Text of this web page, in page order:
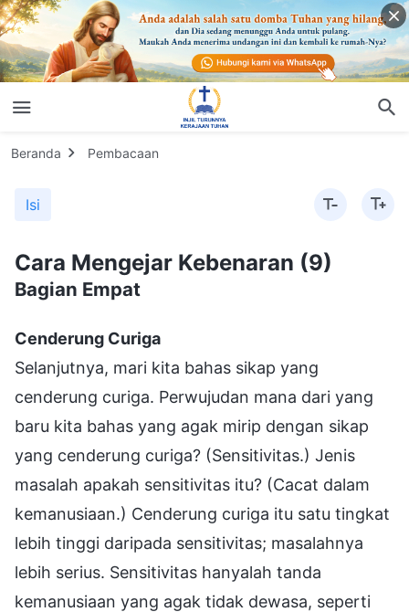
Beranda Pembacaan
Isi
Cara Mengejar Kebenaran (9)
Bagian Empat
Cenderung Curiga
Selanjutnya, mari kita bahas sikap yang
cenderung curiga. Perwujudan mana dari yang
baru kita bahas yang agak mirip dengan sikap
yang cenderung curiga? (Sensitivitas.) Jenis
masalah apakah sensitivitas itu? (Cacat dalam
kemanusiaan.) Cenderung curiga itu satu tingkat
lebih tinggi daripada sensitivitas; masalahnya
lebih serius. Sensitivitas hanyalah tanda
kemanusiaan yang agak tidak dewasa, seperti